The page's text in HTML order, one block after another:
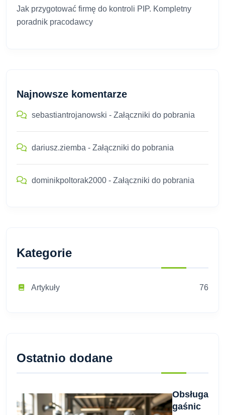
Jak przygotować firmę do kontroli PIP. Kompletny
poradnik pracodawcy
Najnowsze komentarze
sebastiantrojanowski - Załączniki do pobrania
dariusz.ziemba - Załączniki do pobrania
dominikpoltorak2000 - Załączniki do pobrania
Kategorie
Artykuły 76
Ostatnio dodane
Obsługa
gaśnic